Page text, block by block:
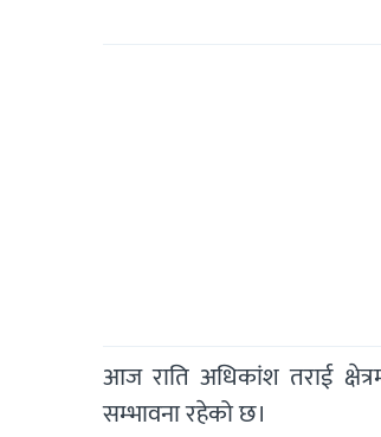
आज राति अधिकांश तराई
सम्भावना रहेको छ।